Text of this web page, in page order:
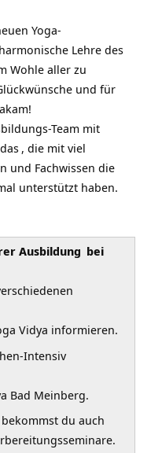
Yoga-
Lehre des
Wohle aller zu
und für
Team mit
, die mit viel
und Fachwissen die
unterstützt haben.
Ausbildung bei
Vidya informieren.
Intensiv
Bad Meinberg.
du auch